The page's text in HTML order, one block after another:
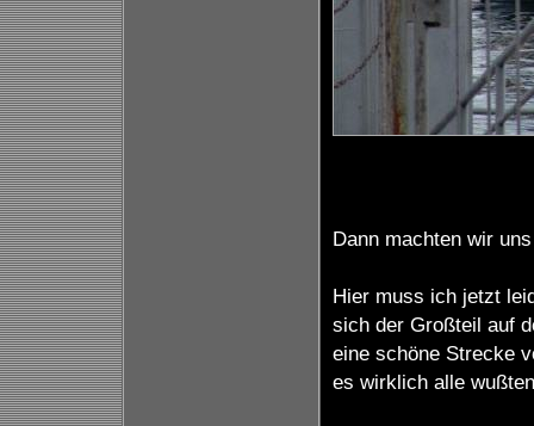
Dann machten wir
Hier muss ich jetzt
sich der Großteil auf
eine schöne Strecke
es wirklich alle